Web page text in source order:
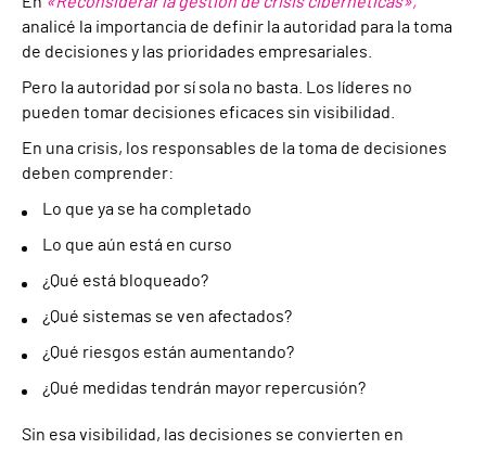
analicé la importancia de definir la autoridad para la toma
de decisiones y las prioridades empresariales.
Pero la autoridad por sí sola no basta. Los líderes no
pueden tomar decisiones eficaces sin visibilidad.
En una crisis, los responsables de la toma de decisiones
deben comprender:
Lo que ya se ha completado
Lo que aún está en curso
¿Qué está bloqueado?
¿Qué sistemas se ven afectados?
¿Qué riesgos están aumentando?
¿Qué medidas tendrán mayor repercusión?
Sin esa visibilidad, las decisiones se convierten en